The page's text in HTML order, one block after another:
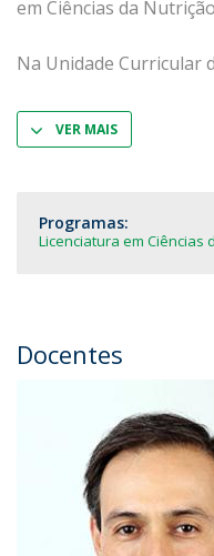
em Ciências da
Na Unidade Curricular
VER MAIS
Programas:
Licenciatura em Ciências
Docentes